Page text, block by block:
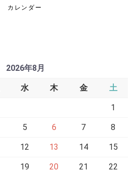
カレンダー
2026年8月
水 木 金 土
1
5 6 7 8
12 13 14 15
19 20 21 22